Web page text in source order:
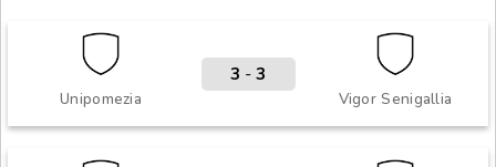
Unipomezia Vigor Senigallia
3 - 3